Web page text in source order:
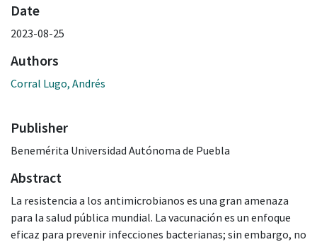
Date
2023-08-25
Authors
Corral Lugo, Andrés
Publisher
Benemérita Universidad Autónoma de Puebla
Abstract
La resistencia a los antimicrobianos es una gran amenaza
para la salud pública mundial. La vacunación es un enfoque
eficaz para prevenir infecciones bacterianas; sin embargo, no